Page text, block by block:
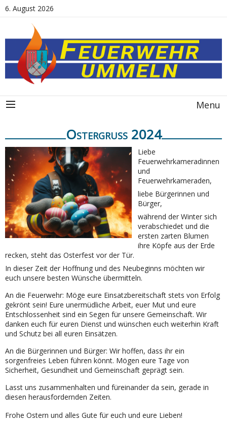
6. August 2026
Menu
Ostergruß 2024
Liebe
Feuerwehrkameradinnen
und
Feuerwehrkameraden,
liebe Bürgerinnen und
Bürger,
während der Winter sich
verabschiedet und die
ersten zarten Blumen
ihre Köpfe aus der Erde
recken, steht das Osterfest vor der Tür.
In dieser Zeit der Hoffnung und des Neubeginns möchten wir
euch unsere besten Wünsche übermitteln.
An die Feuerwehr: Möge eure Einsatzbereitschaft stets von Erfolg
gekrönt sein! Eure unermüdliche Arbeit, euer Mut und eure
Entschlossenheit sind ein Segen für unsere Gemeinschaft. Wir
danken euch für euren Dienst und wünschen euch weiterhin Kraft
und Schutz bei all euren Einsätzen.
An die Bürgerinnen und Bürger: Wir hoffen, dass ihr ein
sorgenfreies Leben führen könnt. Mögen eure Tage von
Sicherheit, Gesundheit und Gemeinschaft geprägt sein.
Lasst uns zusammenhalten und füreinander da sein, gerade in
diesen herausfordernden Zeiten.
Frohe Ostern und alles Gute für euch und eure Lieben!